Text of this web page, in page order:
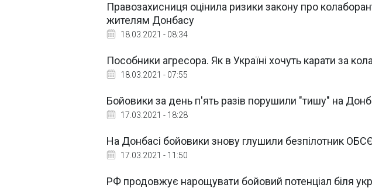
Правозахисниця оцінила ризики закону про
жителям Донбасу
18.03.2021 - 08:34
Пособники агресора. Як в Україні хочуть карати за
18.03.2021 - 07:55
Бойовики за день п'ять разів порушили "тишу" на
17.03.2021 - 18:28
На Донбасі бойовики знову глушили безпілотник
17.03.2021 - 11:50
РФ продовжує нарощувати бойовий потенціал біля